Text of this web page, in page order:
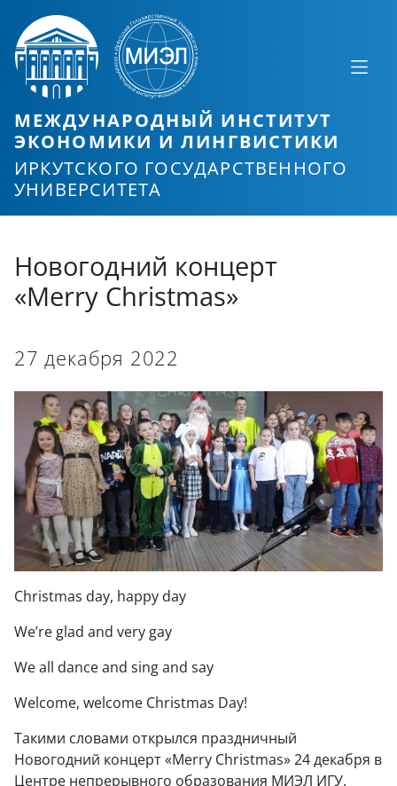
МЕЖДУНАРОДНЫЙ ИНСТИТУТ
ЭКОНОМИКИ И ЛИНГВИСТИКИ
ИРКУТСКОГО ГОСУДАРСТВЕННОГО
УНИВЕРСИТЕТА
Новогодний концерт
«Merry Christmas»
27 декабря 2022
Christmas day, happy day
We’re glad and very gay
We all dance and sing and say
Welcome, welcome Christmas Day!
Такими словами открылся праздничный
Новогодний концерт «Merry Christmas» 24 декабря в
Центре непрерывного образования МИЭЛ ИГУ.